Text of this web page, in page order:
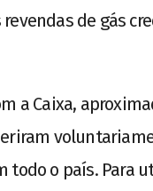
de gás
a Caixa,
todo o país. Para